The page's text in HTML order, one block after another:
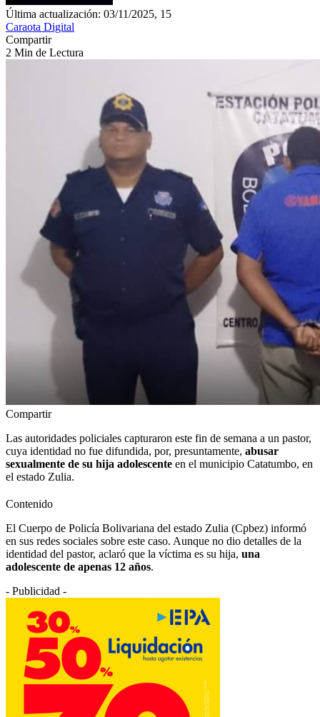
Última actualización: 03/11/2025, 15
Caraota Digital
Compartir
2 Min de Lectura
Compartir
Las autoridades policiales capturaron este fin de semana a un pastor,
cuya identidad no fue difundida, por, presuntamente, abusar
sexualmente de su hija adolescente en el municipio Catatumbo, en
el estado Zulia.
Contenido
El Cuerpo de Policía Bolivariana del estado Zulia (Cpbez) informó
en sus redes sociales sobre este caso. Aunque no dio detalles de la
identidad del pastor, aclaró que la víctima es su hija, una
adolescente de apenas 12 años.
- Publicidad -